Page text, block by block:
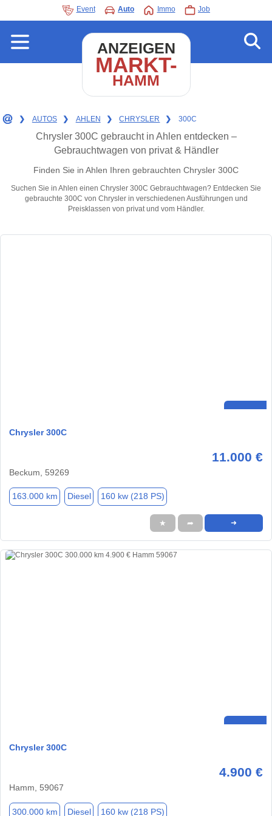
Event Auto Immo Job
ANZEIGEN
MARKT-
HAMM
❯ AUTOS ❯ AHLEN ❯ CHRYSLER ❯ 300C
Chrysler 300C gebraucht in Ahlen entdecken –
Gebrauchtwagen von privat & Händler
Finden Sie in Ahlen Ihren gebrauchten Chrysler 300C
Suchen Sie in Ahlen einen Chrysler 300C Gebrauchtwagen? Entdecken Sie
gebrauchte 300C von Chrysler in verschiedenen Ausführungen und
Preisklassen von privat und vom Händler.
Chrysler 300C
11.000 €
Beckum, 59269
163.000 km Diesel 160 kw (218 PS)
★ ➦ ➜
Chrysler 300C
4.900 €
Hamm, 59067
300.000 km Diesel 160 kw (218 PS)